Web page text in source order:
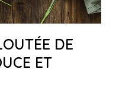
DE
ET